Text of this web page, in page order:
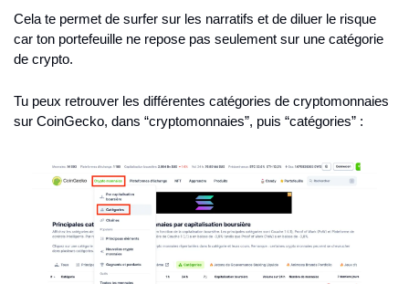
Cela te permet de surfer sur les narratifs et de diluer le risque
car ton portefeuille ne repose pas seulement sur une catégorie
de crypto.
Tu peux retrouver les différentes catégories de cryptomonnaies
sur CoinGecko, dans “cryptomonnaies”, puis “catégories” :